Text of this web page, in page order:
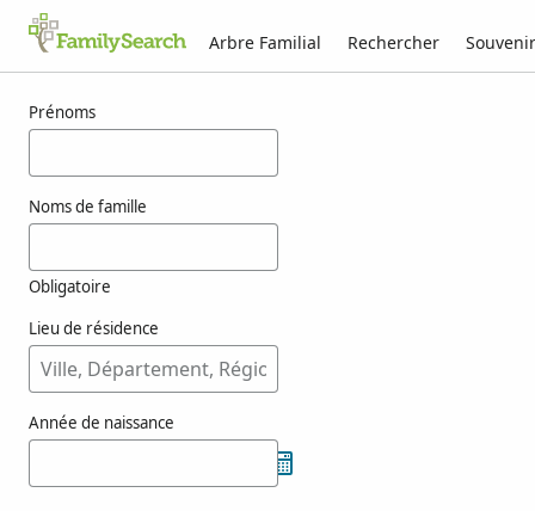
Arbre Familial Rechercher
Prénoms
Noms de famille
Obligatoire
Lieu de résidence
Année de naissance